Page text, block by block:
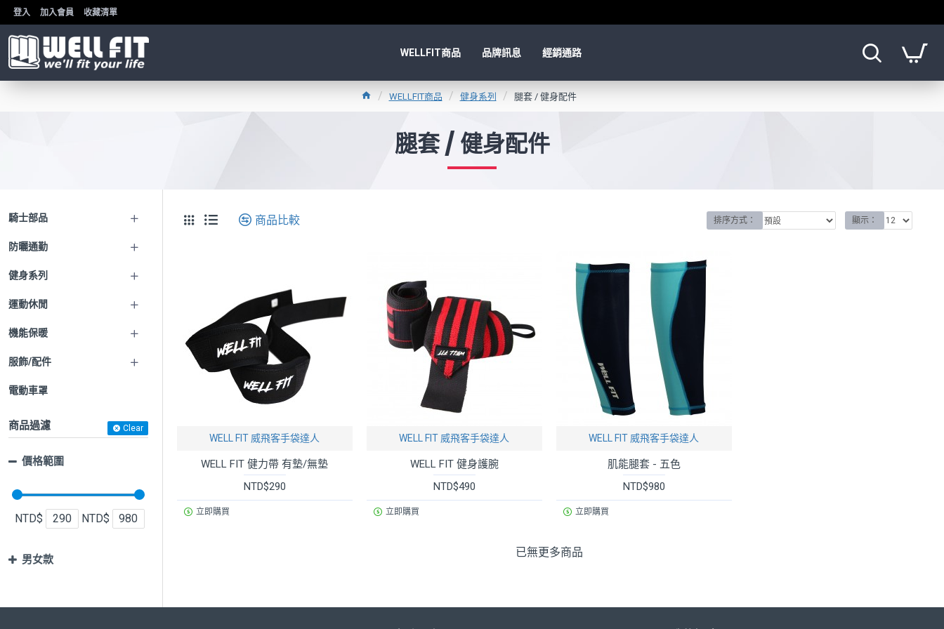
登入 加入會員 收藏清單
WELLFIT商品 品牌訊息 經銷通路
WELLFIT商品 健身系列 腿套 / 健身配件
腿套 / 健身配件
騎士部品
防曬通勤
健身系列
運動休閒
機能保暖
服飾/配件
電動車罩
商品過濾 Clear
價格範圍
NTD$ NTD$
男女款
商品比較 排序方式： 顯示：
WELL FIT 威飛客手袋達人
WELL FIT 健力帶 有墊/無墊
NTD$290
立即購買
WELL FIT 威飛客手袋達人
WELL FIT 健身護腕
NTD$490
立即購買
WELL FIT 威飛客手袋達人
肌能腿套 - 五色
NTD$980
立即購買
已無更多商品